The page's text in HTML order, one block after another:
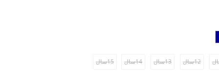
12سال 13سال 14سال 15سال